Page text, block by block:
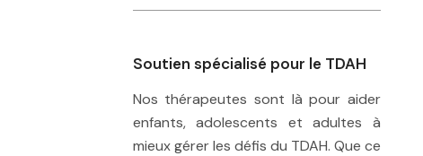
Soutien spécialisé pour le TDAH
Nos thérapeutes sont là pour aider
enfants, adolescents et adultes à
mieux gérer les défis du TDAH. Que ce